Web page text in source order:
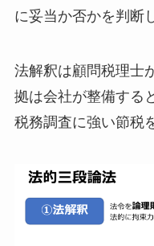
に妥当か否かを判断
法解釈は顧問税理士
拠は会社が整備する
税務調査に強い節税